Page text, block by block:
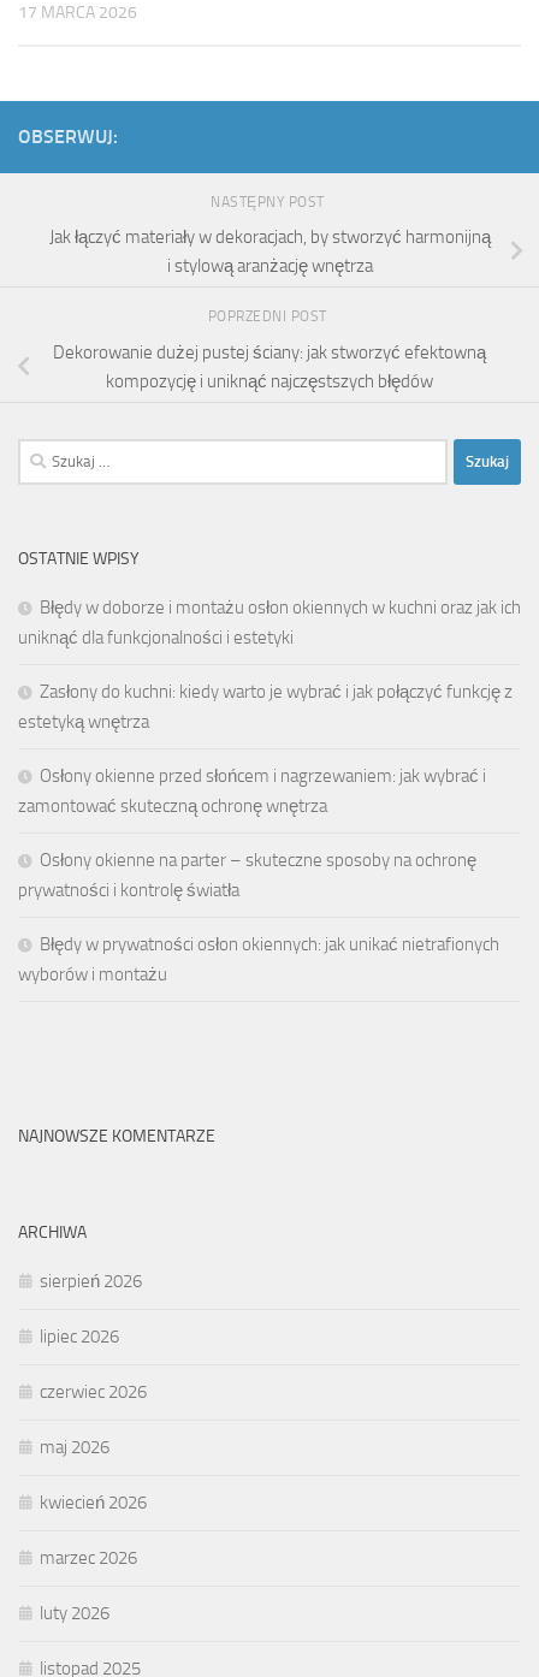
17 MARCA 2026
OBSERWUJ:
NASTĘPNY POST
Jak łączyć materiały w dekoracjach, by stworzyć harmonijną
i stylową aranżację wnętrza
POPRZEDNI POST
Dekorowanie dużej pustej ściany: jak stworzyć efektowną
kompozycję i uniknąć najczęstszych błędów
Szukaj:
OSTATNIE WPISY
Błędy w doborze i montażu osłon okiennych w kuchni oraz jak ich
uniknąć dla funkcjonalności i estetyki
Zasłony do kuchni: kiedy warto je wybrać i jak połączyć funkcję z
estetyką wnętrza
Osłony okienne przed słońcem i nagrzewaniem: jak wybrać i
zamontować skuteczną ochronę wnętrza
Osłony okienne na parter – skuteczne sposoby na ochronę
prywatności i kontrolę światła
Błędy w prywatności osłon okiennych: jak unikać nietrafionych
wyborów i montażu
NAJNOWSZE KOMENTARZE
ARCHIWA
sierpień 2026
lipiec 2026
czerwiec 2026
maj 2026
kwiecień 2026
marzec 2026
luty 2026
listopad 2025